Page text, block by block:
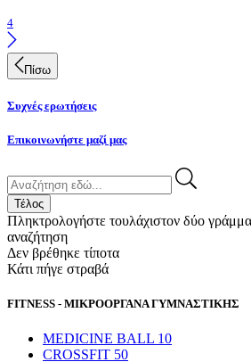
4
Πίσω
Συχνές ερωτήσεις
Επικοινωνήστε μαζί μας
Τέλος
Πληκτρολογήστε τουλάχιστον δύο
αναζήτηση
Δεν βρέθηκε τίποτα
Κάτι πήγε στραβά
FITNESS - ΜΙΚΡΟΟΡΓΑΝΑ ΓΥΜΝΑΣΤΙΚΗΣ
MEDICINE BALL 10
CROSSFIT 50